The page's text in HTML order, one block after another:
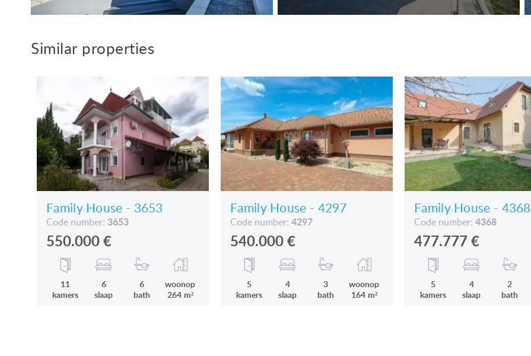
Similar properties
Family House - 3653
Code number: 3653
550.000€
11
kamers
6
slaap
6
bath
woonop
264 m²
Family House - 4297
Code number: 4297
540.000€
5
kamers
4
slaap
3
bath
woonop
164 m²
Family House - 4368
Code number: 4368
477.777 €
5
kamers
4
slaap
2
bath